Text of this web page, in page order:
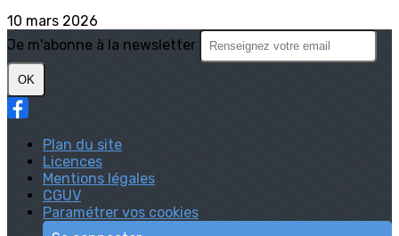
10 mars 2026
Je m'abonne à la newsletter
OK
Plan du site
Licences
Mentions légales
CGUV
Paramétrer vos cookies